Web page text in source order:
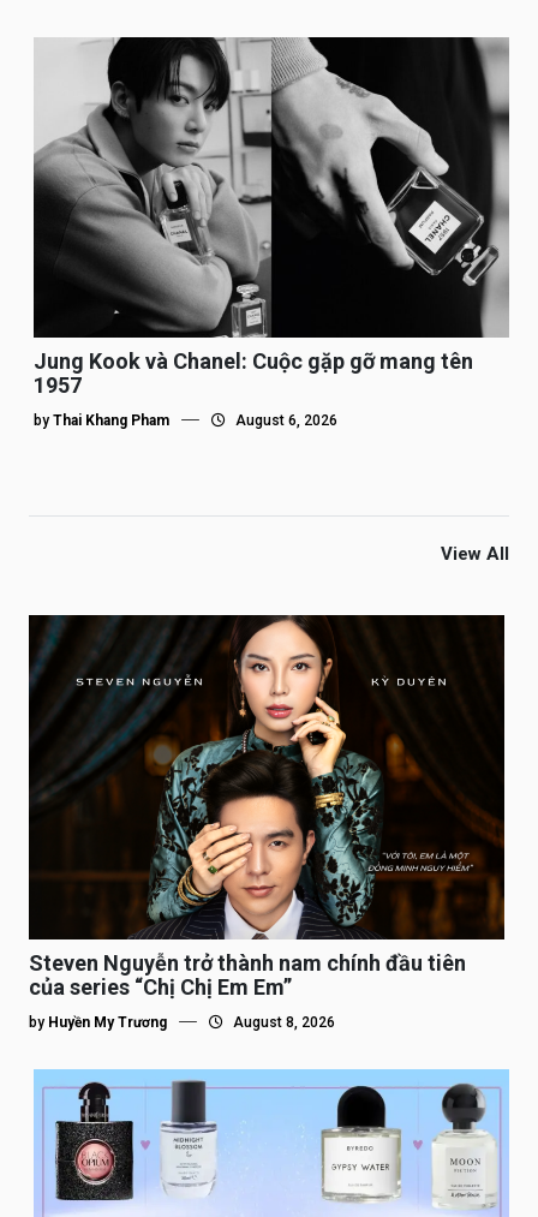
Jung Kook và Chanel: Cuộc gặp gỡ mang tên
1957
by Thai Khang Pham August 6, 2026
View All
Steven Nguyễn trở thành nam chính đầu tiên
của series “Chị Chị Em Em”
by Huyền My Trương August 8, 2026